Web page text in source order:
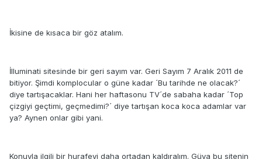
İkisine de kısaca bir göz atalım.
İlluminati sitesinde bir geri sayım var. Geri Sayım 7 Aralık 2011 de
bitiyor. Şimdi komplocular o güne kadar ´Bu tarihde ne olacak?´
diye tartışacaklar. Hani her haftasonu TV´de sabaha kadar ´Top
çizgiyi geçtimi, geçmedimi?´ diye tartışan koca koca adamlar var
ya? Aynen onlar gibi yani.
Konuyla ilgili bir hurafeyi daha ortadan kaldıralım. Güya bu sitenin